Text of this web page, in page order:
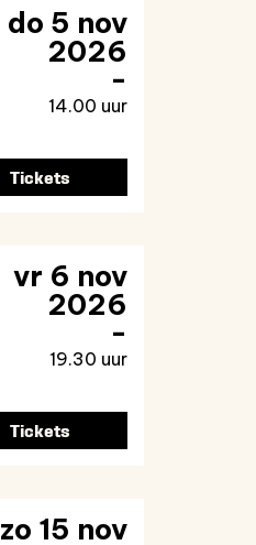
do 5 nov
2026
14.00 uur
Tickets
vr 6 nov
2026
19.30 uur
Tickets
zo 15 nov